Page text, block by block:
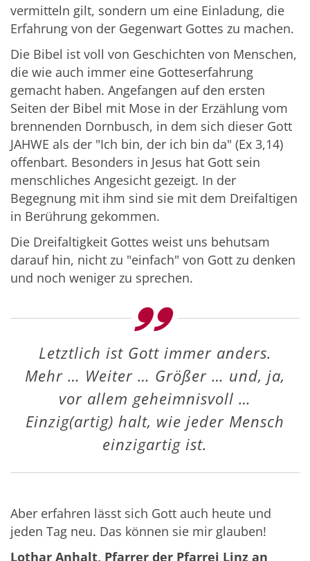
vermitteln gilt, sondern um eine Einladung, die
Erfahrung von der Gegenwart Gottes zu machen.
Die Bibel ist voll von Geschichten von Menschen,
die wie auch immer eine Gotteserfahrung
gemacht haben. Angefangen auf den ersten
Seiten der Bibel mit Mose in der Erzählung vom
brennenden Dornbusch, in dem sich dieser Gott
JAHWE als der "Ich bin, der ich bin da" (Ex 3,14)
offenbart. Besonders in Jesus hat Gott sein
menschliches Angesicht gezeigt. In der
Begegnung mit ihm sind sie mit dem Dreifaltigen
in Berührung gekommen.
Die Dreifaltigkeit Gottes weist uns behutsam
darauf hin, nicht zu "einfach" von Gott zu denken
und noch weniger zu sprechen.
Letztlich ist Gott immer anders.
Mehr … Weiter … Größer … und, ja,
vor allem geheimnisvoll …
Einzig(artig) halt, wie jeder Mensch
einzigartig ist.
Aber erfahren lässt sich Gott auch heute und
jeden Tag neu. Das können sie mir glauben!
Lothar Anhalt, Pfarrer der Pfarrei Linz an